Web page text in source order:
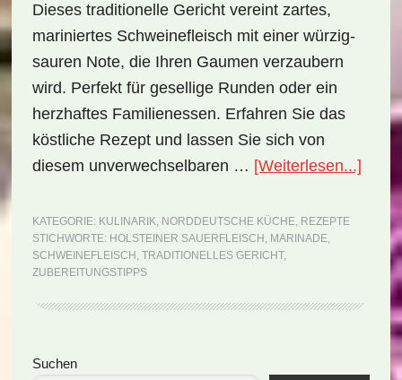
Dieses traditionelle Gericht vereint zartes,
mariniertes Schweinefleisch mit einer würzig-
sauren Note, die Ihren Gaumen verzaubern
wird. Perfekt für gesellige Runden oder ein
herzhaftes Familienessen. Erfahren Sie das
köstliche Rezept und lassen Sie sich von
diesem unverwechselbaren … [Weiterlesen...]
KATEGORIE: KULINARIK, NORDDEUTSCHE KÜCHE, REZEPTE
STICHWORTE: HOLSTEINER SAUERFLEISCH , MARINADE,
SCHWEINEFLEISCH , TRADITIONELLES GERICHT,
ZUBEREITUNGSTIPPS
Seitenspalte
Suchen